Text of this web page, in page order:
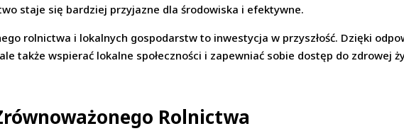
staje się bardziej przyjazne dla środowiska i efektywne.
rolnictwa i lokalnych gospodarstw to inwestycja w przyszłość. Dzięki
także wspierać lokalne społeczności i zapewniać sobie dostęp do zdrowej
Rolnictwa